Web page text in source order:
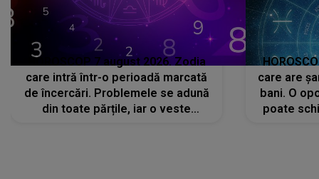
HOROSCOP 7 august 2026. Zodia
care intră într-o perioadă marcată
de încercări. Problemele se adună
din toate părțile, iar o veste
care are
bani. O
poate